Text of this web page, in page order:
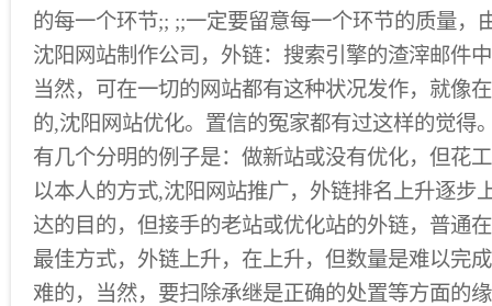
的每一个环节;; ;;一定要留意每一个环节的质量，
沈阳网站制作公司，外链：搜索引擎的渣滓邮件
当然，可在一切的网站都有这种状况发作，就像
的,沈阳网站优化。置信的冤家都有过这样的觉得
有几个分明的例子是：做新站或没有优化，但花
以本人的方式,沈阳网站推广，外链排名上升逐步
达的目的，但接手的老站或优化站的外链，普通
最佳方式，外链上升，在上升，但数量是难以完
难的，当然，要扫除承继是正确的处置等方面的